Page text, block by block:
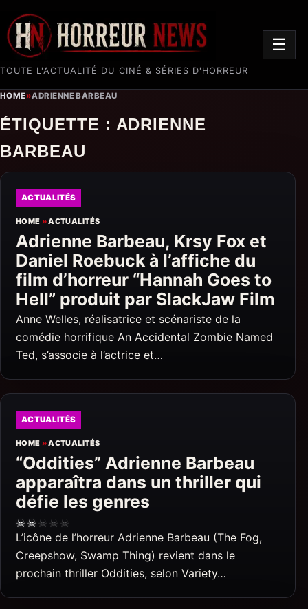
TOUTE L'ACTUALITÉ DU CINÉ & SÉRIES D'HORREUR
☰
HOME»ADRIENNE BARBEAU
ÉTIQUETTE : ADRIENNE
BARBEAU
ACTUALITÉS
HOME »ACTUALITÉS
Adrienne Barbeau, Krsy Fox et
Daniel Roebuck à l’affiche du
film d’horreur “Hannah Goes to
Hell” produit par SlackJaw Film
Anne Welles, réalisatrice et scénariste de la
comédie horrifique An Accidental Zombie Named
Ted, s’associe à l’actrice et…
ACTUALITÉS
HOME »ACTUALITÉS
“Oddities” Adrienne Barbeau
apparaîtra dans un thriller qui
défie les genres
☠☠☠ ☠ ☠
L’icône de l’horreur Adrienne Barbeau (The Fog,
Creepshow, Swamp Thing) revient dans le
prochain thriller Oddities, selon Variety…